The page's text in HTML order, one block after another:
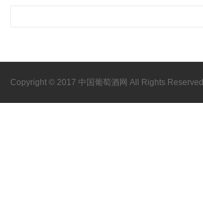
Copyright © 2017 中国葡萄酒网 All Rights Reserved